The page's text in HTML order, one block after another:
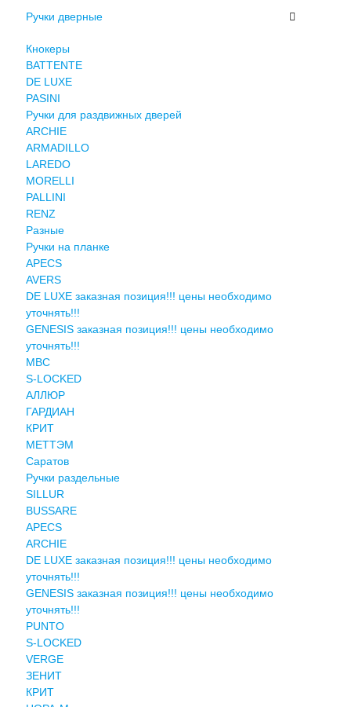
Ручки дверные
Кнокеры
BATTENTE
DE LUXE
PASINI
Ручки для раздвижных дверей
ARCHIE
ARMADILLO
LAREDO
MORELLI
PALLINI
RENZ
Разные
Ручки на планке
APECS
AVERS
DE LUXE заказная позиция!!! цены необходимо
уточнять!!!
GENESIS заказная позиция!!! цены необходимо
уточнять!!!
MBC
S-LOCKED
АЛЛЮР
ГАРДИАН
КРИТ
МЕТТЭМ
Саратов
Ручки раздельные
SILLUR
BUSSARE
APECS
ARCHIE
DE LUXE заказная позиция!!! цены необходимо
уточнять!!!
GENESIS заказная позиция!!! цены необходимо
уточнять!!!
PUNTO
S-LOCKED
VERGE
ЗЕНИТ
КРИТ